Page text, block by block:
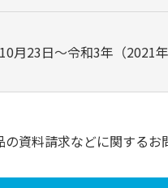
月23日～令和3年（2021
資料請求などに関するお